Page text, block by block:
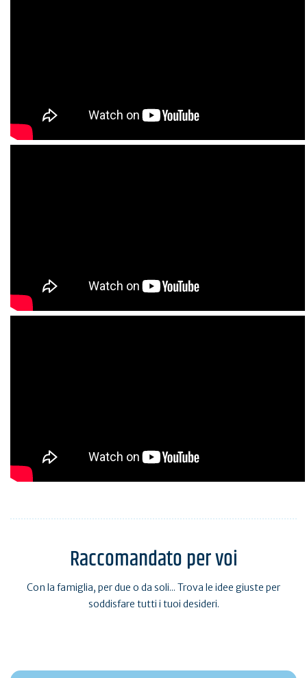
Raccomandato per voi
Con la famiglia, per due o da soli... Trova le idee giuste per
soddisfare tutti i tuoi desideri.